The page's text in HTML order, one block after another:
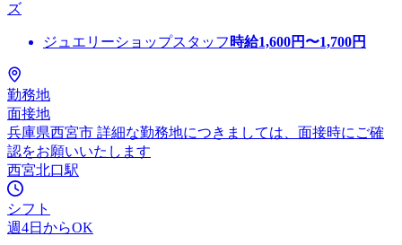
ズ
ジュエリーショップスタッフ 時給1,600円〜1,700円
勤務地
面接地
兵庫県西宮市 詳細な勤務地につきましては、面接時にご確
認をお願いいたします
西宮北口駅
シフト
週4日からOK